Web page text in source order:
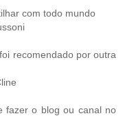
com todo mundo
recomendado por outra
fazer o blog ou canal no